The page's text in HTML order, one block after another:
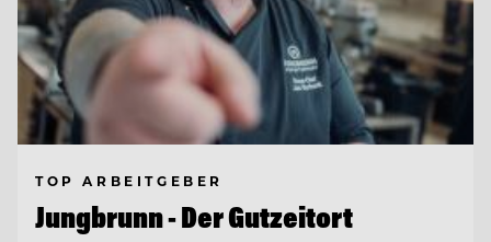
TOP ARBEITGEBER
Jungbrunn - Der Gutzeitort